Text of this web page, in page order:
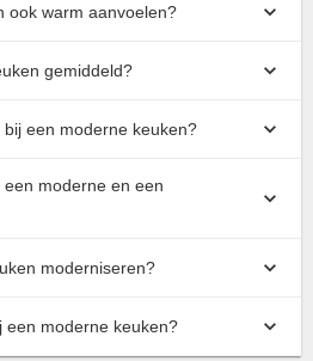
ook warm aanvoelen?
gemiddeld?
een moderne keuken?
moderne en een
moderniseren?
een moderne keuken?